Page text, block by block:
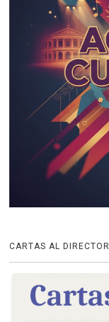
CARTAS AL DIRECTOR